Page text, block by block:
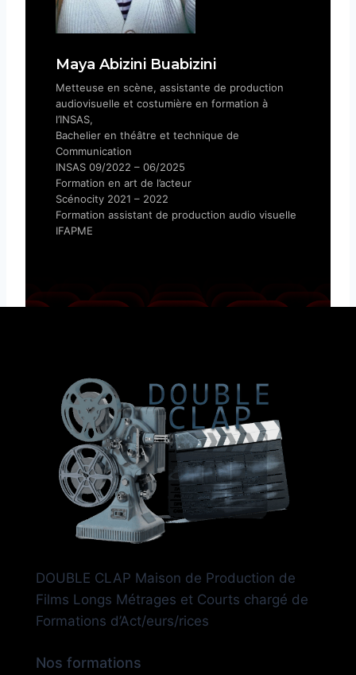
Maya Abizini Buabizini
Metteuse en scène, assistante de production
audiovisuelle et costumière en formation à
l’INSAS,
Bachelier en théâtre et technique de
Communication
INSAS 09/2022 – 06/2025
Formation en art de l’acteur
Scénocity 2021 – 2022
Formation assistant de production audio visuelle
IFAPME
DOUBLE CLAP Maison de Production de
Films Longs Métrages et Courts chargé de
Formations d’Act/eurs/rices
Nos formations